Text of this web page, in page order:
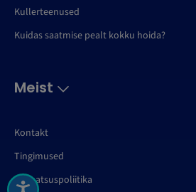
Kullerteenused
Kuidas saatmise pealt kokku hoida?
Meist
Kontakt
Tingimused
Privaatsuspoliitika